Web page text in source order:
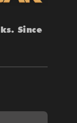
Since